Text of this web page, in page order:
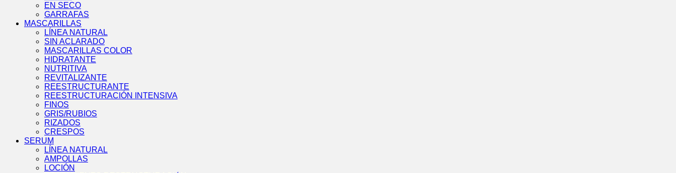
EN SECO
GARRAFAS
MASCARILLAS
LÍNEA NATURAL
SIN ACLARADO
MASCARILLAS COLOR
HIDRATANTE
NUTRITIVA
REVITALIZANTE
REESTRUCTURANTE
REESTRUCTURACIÓN INTENSIVA
FINOS
GRIS/RUBIOS
RIZADOS
CRESPOS
SERUM
LÍNEA NATURAL
AMPOLLAS
LOCIÓN